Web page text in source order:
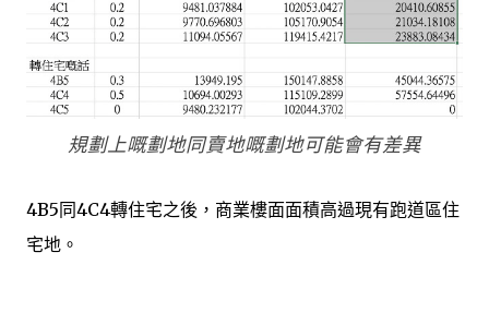
規劃上嘅劃地同賣地嘅劃地可能會有差異
4B5同4C4轉住宅之後，商業樓面面積高過現有跑道區住
宅地。